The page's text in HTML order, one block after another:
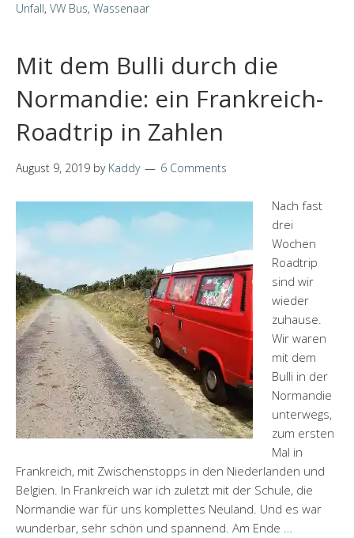
Unfall, VW Bus, Wassenaar
Mit dem Bulli durch die
Normandie: ein Frankreich-
Roadtrip in Zahlen
August 9, 2019 by Kaddy 6 Comments
Nach fast
drei
Wochen
Roadtrip
sind wir
wieder
zuhause.
Wir waren
mit dem
Bulli in der
Normandie
unterwegs,
zum ersten
Mal in
Frankreich, mit Zwischenstopps in den Niederlanden und
Belgien. In Frankreich war ich zuletzt mit der Schule, die
Normandie war für uns komplettes Neuland. Und es war
wunderbar, sehr schön und spannend. Am Ende …